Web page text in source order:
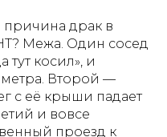
причина драк в
Межа. Один сосед
тут косил», и
Второй —
с её крыши падает
и вовсе
проезд к